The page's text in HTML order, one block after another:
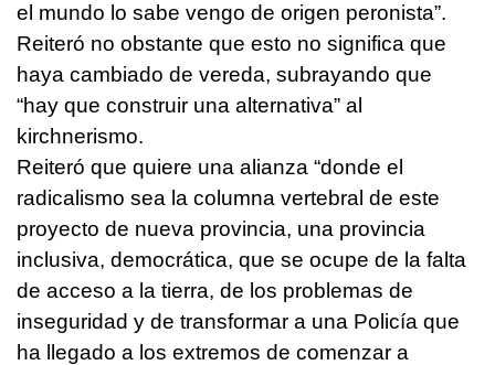
el mundo lo sabe vengo de origen peronista”.
Reiteró no obstante que esto no significa que
haya cambiado de vereda, subrayando que
“hay que construir una alternativa” al
kirchnerismo.
Reiteró que quiere una alianza “donde el
radicalismo sea la columna vertebral de este
proyecto de nueva provincia, una provincia
inclusiva, democrática, que se ocupe de la falta
de acceso a la tierra, de los problemas de
inseguridad y de transformar a una Policía que
ha llegado a los extremos de comenzar a